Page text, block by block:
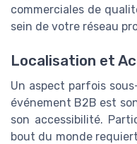
commerciales de
sein de votre réseau
Localisation et
Un aspect parfois
événement B2B est
son accessibilité.
bout du monde